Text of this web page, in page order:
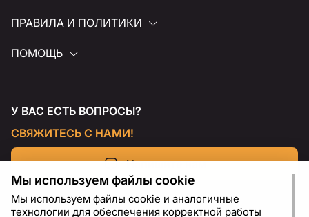
ПРАВИЛА И ПОЛИТИКИ
ПОМОЩЬ
У ВАС ЕСТЬ ВОПРОСЫ?
СВЯЖИТЕСЬ С НАМИ!
Напишите нам
Мы используем файлы cookie
Мы используем файлы cookie и аналогичные
технологии для обеспечения корректной работы